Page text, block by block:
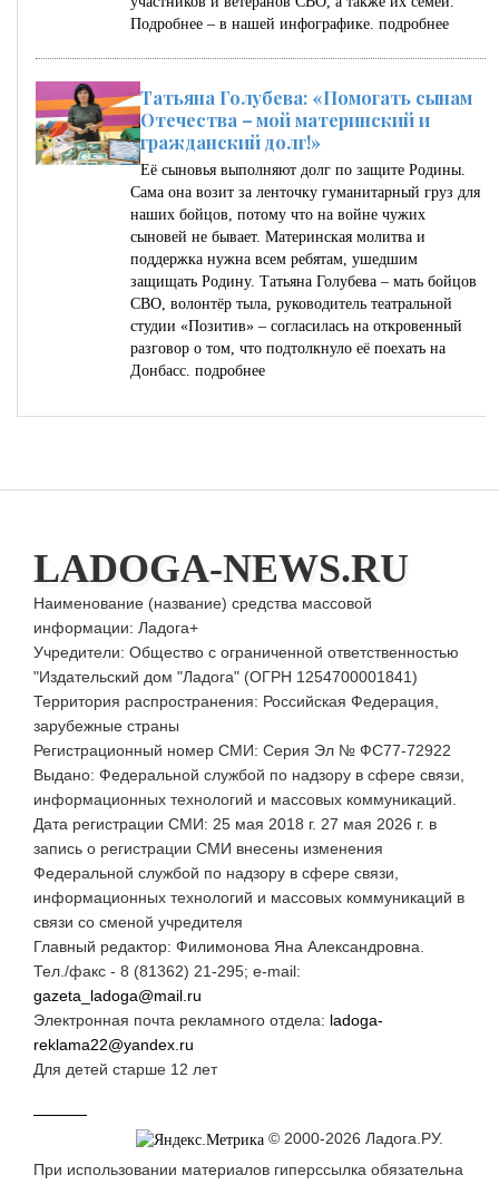
Подробнее – в нашей инфографике. подробнее
Татьяна Голубева: «Помогать сынам
Отечества – мой материнский и
гражданский долг!»
Её сыновья выполняют долг по защите Родины.
Сама она возит за ленточку гуманитарный груз для
наших бойцов, потому что на войне чужих
сыновей не бывает. Материнская молитва и
поддержка нужна всем ребятам, ушедшим
защищать Родину. Татьяна Голубева – мать бойцов
СВО, волонтёр тыла, руководитель театральной
студии «Позитив» – согласилась на откровенный
разговор о том, что подтолкнуло её поехать на
Донбасс. подробнее
LADOGA-NEWS.RU
Наименование (название) средства массовой
информации: Ладога+
Учредители: Общество с ограниченной ответственностью
"Издательский дом "Ладога" (ОГРН 1254700001841)
Территория распространения: Российская Федерация,
зарубежные страны
Регистрационный номер СМИ: Серия Эл № ФС77-72922
Выдано: Федеральной службой по надзору в сфере связи,
информационных технологий и массовых коммуникаций.
Дата регистрации СМИ: 25 мая 2018 г. 27 мая 2026 г. в
запись о регистрации СМИ внесены изменения
Федеральной службой по надзору в сфере связи,
информационных технологий и массовых коммуникаций в
связи со сменой учредителя
Главный редактор: Филимонова Яна Александровна.
Тел./факс - 8 (81362) 21-295; e-mail:
gazeta_ladoga@mail.ru
Электронная почта рекламного отдела: ladoga-
reklama22@yandex.ru
Для детей старше 12 лет
© 2000-2026 Ладога.РУ.
При использовании материалов гиперссылка обязательна